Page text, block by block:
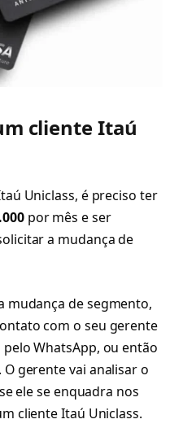
cliente Itaú
Uniclass, é preciso ter
por mês e ser
a mudança de
mudança de segmento,
com o seu gerente
WhatsApp, ou então
. O gerente vai analisar o
ele se enquadra nos
cliente Itaú Uniclass.